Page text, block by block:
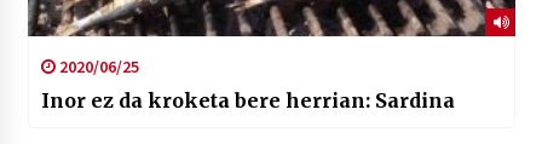
2020/06/25
Inor ez da kroketa bere herrian: Sardina